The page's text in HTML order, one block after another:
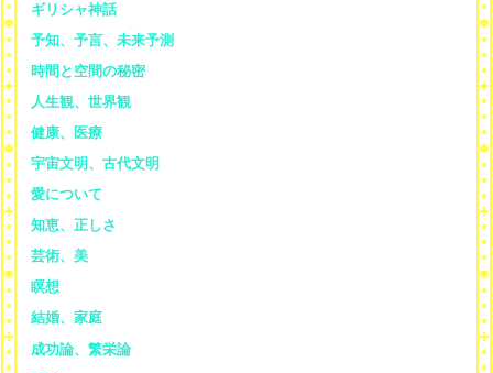
ギリシャ神話
予知、予言、未来予測
時間と空間の秘密
人生観、世界観
健康、医療
宇宙文明、古代文明
愛について
知恵、正しさ
芸術、美
瞑想
結婚、家庭
成功論、繁栄論